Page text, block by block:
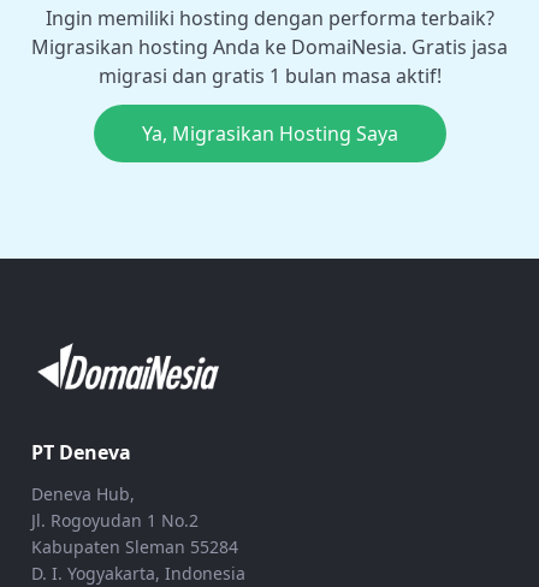
Ingin memiliki hosting dengan performa terbaik?
Migrasikan hosting Anda ke DomaiNesia. Gratis jasa
migrasi dan gratis 1 bulan masa aktif!
Ya, Migrasikan Hosting Saya
PT Deneva
Deneva Hub,
Jl. Rogoyudan 1 No.2
Kabupaten Sleman 55284
D. I. Yogyakarta, Indonesia